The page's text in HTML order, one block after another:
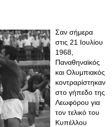
Σαν σήμερα
στις 21 Ιουλίου
1968,
Παναθηναϊκός
και Ολυμπιακός
κοντραρίστηκαν
στο γήπεδο της
Λεωφόρου για
τον τελικό του
Κυπέλλου